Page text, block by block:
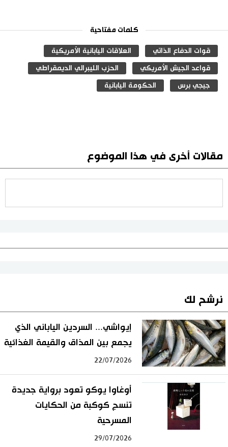
كلمات مفتاحية
قوات الدفاع الذاتي العلاقات اليابانية الأمريكية
قواعد الجيش الأمريكي الحزب الليبرالي الديمقراطي
جيجي برس الحكومة اليابانية
مقالات أخرى في هذا الموضوع
نرشح لك
إيواشي... السردين الياباني الذي
يجمع بين المذاق والقيمة الغذائية
22/07/2026
أوغاوا يوكو تعود برواية جديدة
تنسج كوكبة من الحكايات
المسرحية
29/07/2026